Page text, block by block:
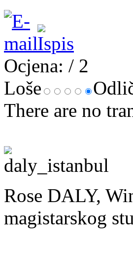
Ocjena: / 2
Loše
There are no
Rose DALY,
magistarskog